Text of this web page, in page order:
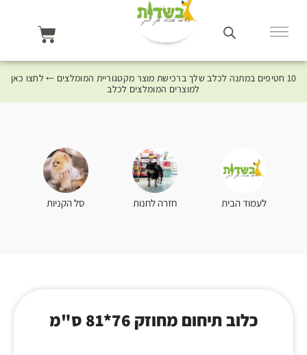
10 חטיפים במתנה לכלב שלך ברכישת מוצר מקטגוריית המומלצים ⤎ לחצו כאן
למוצרים המומלצים לכלב
לעמוד הבית חזרה לחנות סל הקניות
כלוב תיחום מחוזק 76*81 ס"מ